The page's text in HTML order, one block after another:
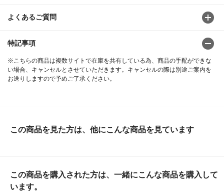
よくあるご質問
特記事項
※こちらの商品は複数サイトで在庫を共有している為、商品の手配ができな
い場合、キャンセルとさせていただきます。キャンセルの際は別途ご案内を
お送りしますので予めご了承ください。
この商品を見た方は、他にこんな商品を見ています
この商品を購入された方は、一緒にこんな商品を購入して
います。